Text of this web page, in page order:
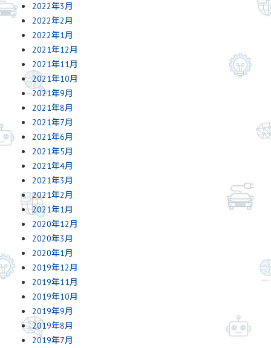
2022年3月
2022年2月
2022年1月
2021年12月
2021年11月
2021年10月
2021年9月
2021年8月
2021年7月
2021年6月
2021年5月
2021年4月
2021年3月
2021年2月
2021年1月
2020年12月
2020年3月
2020年1月
2019年12月
2019年11月
2019年10月
2019年9月
2019年8月
2019年7月